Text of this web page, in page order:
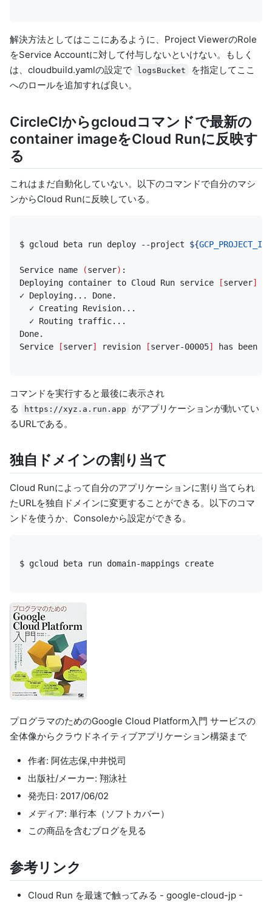
解決方法としてはここ にあるように、Project ViewerのRole
をService Accountに対して付与しないといけない。もしく
は、cloudbuild.yamlの設定で
logsBucket
を指定してここ
へのロールを追加すれば良い。
CircleCIからgcloudコマンドで最新の
container imageをCloud Runに反映す
る
これはまだ自動化していない。以下のコマンドで自分のマシ
ンからCloud Runに反映している。
$ gcloud beta run deploy --project ${GCP_PROJECT_ID
Service name (server)
Deploying container to Cloud Run service
[server]
Service
[server] revision [server-00005] has been
コマンドを実行すると最後に表示され
る
https://xyz.a.run.app
がアプリケーションが動いてい
るURLである。
独自ドメインの割り当て
Cloud Runによって自分のアプリケーションに割り当てられ
たURLを独自ドメインに変更することができる。以下のコマ
ンドを使うか、Consoleから設定ができる。
$ gcloud beta run domain-mappings create
プログラマのためのGoogle Cloud Platform入門 サービスの
全体像からクラウドネイティブアプリケーション構築まで
作者: 阿佐志保,中井悦司
出版社/メーカー: 翔泳社
発売日: 2017/06/02
メディア: 単行本（ソフトカバー）
この商品を含むブログを見る
参考リンク
Cloud Run を最速で触ってみる - google-cloud-jp -